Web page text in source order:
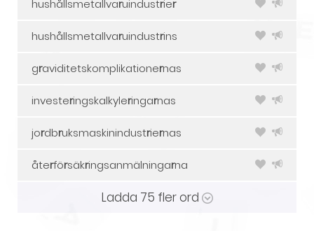
hushållsmetallvaruindustrier
hushållsmetallvaruindustrins
graviditetskomplikationernas
investeringskalkyleringarnas
jordbruksmaskinindustriernas
återförsäkringsanmälningarna
Ladda 75 fler ord